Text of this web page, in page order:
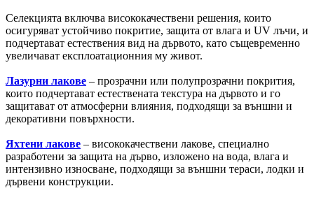
Селекцията включва висококачествени решения, които
осигуряват устойчиво покритие, защита от влага и UV лъчи, и
подчертават естествения вид на дървото, като същевременно
увеличават експлоатационния му живот.
Лазурни лакове – прозрачни или полупрозрачни покрития,
които подчертават естествената текстура на дървото и го
защитават от атмосферни влияния, подходящи за външни и
декоративни повърхности.
Яхтени лакове – висококачествени лакове, специално
разработени за защита на дърво, изложено на вода, влага и
интензивно износване, подходящи за външни тераси, лодки и
дървени конструкции.